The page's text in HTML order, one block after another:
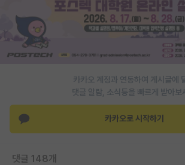
홍보 게시판
커리어
재팬라운지 🌸
카카오 계정과 연동하여 게시글에
댓글 알람, 소식등을 빠르게 받아보
카카오로 시작하기
댓글 148개